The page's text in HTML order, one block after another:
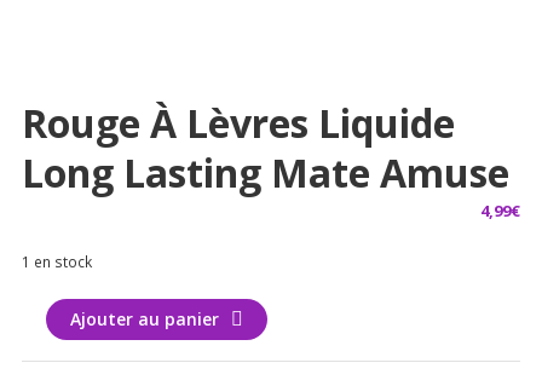
Rouge À Lèvres Liquide
Long Lasting Mate Amuse
4,99€
1 en stock
quantité
Rouge
Ajouter au panier